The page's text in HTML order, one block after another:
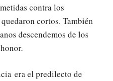
contra los
cortos. También
descendemos de los
honor.
era el predilecto de